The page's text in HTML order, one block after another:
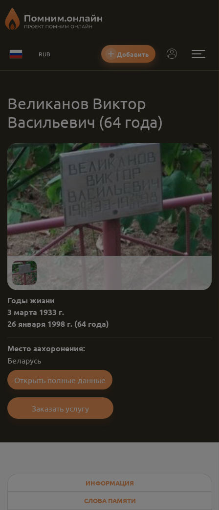
RUB Добавить
Великанов Виктор
Васильевич (64 года)
Годы жизни
3 марта 1933 г.
26 января 1998 г. (64 года)
Место захоронения:
Беларусь
Открыть полные данные
Заказать услугу
ИНФОРМАЦИЯ
СЛОВА ПАМЯТИ